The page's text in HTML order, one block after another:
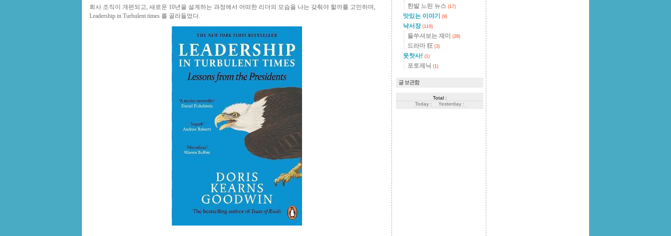
회사 조직이 개편되고, 새로운 10년을 설계하는 과정에서 어떠한 리더의 모습을 나는 갖춰야 할까를 고민하며,
Leadership in Turbulent times 를 골라들었다.
한발 느린 뉴스 (17)
맛있는 이야기 (9)
낙서장 (119)
들쑤셔보는 재미 (28)
드라마 狂 (3)
웃찻사! (1)
포토제닉 (1)
글 보관함
Total :
Today :
Yesterday :